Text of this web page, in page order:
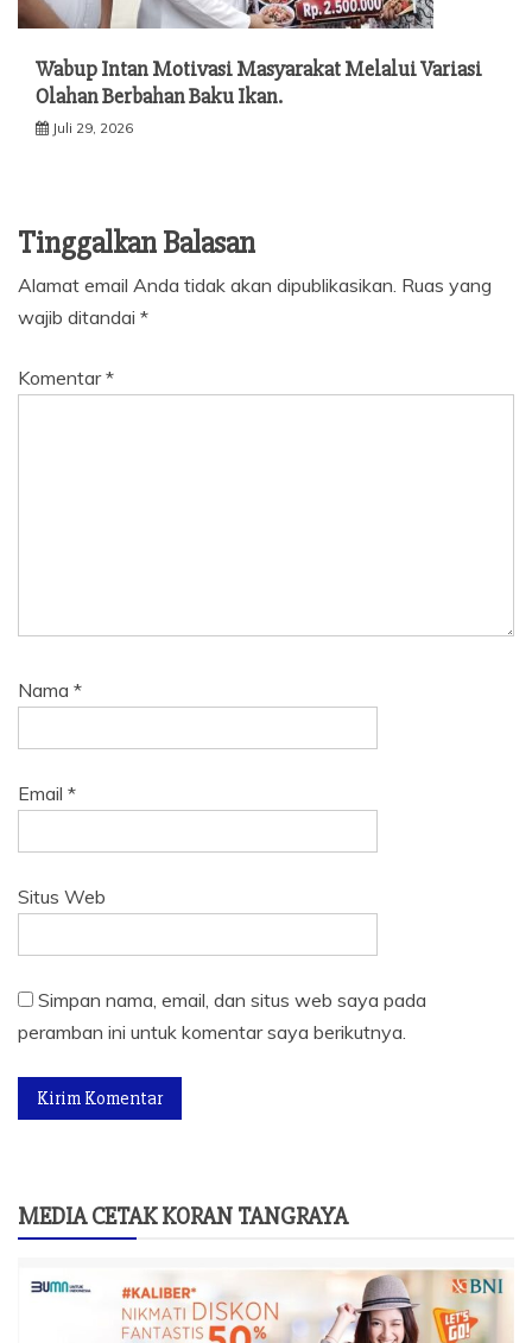
Wabup Intan Motivasi Masyarakat Melalui Variasi
Olahan Berbahan Baku Ikan.
Juli 29, 2026
Tinggalkan Balasan
Alamat email Anda tidak akan dipublikasikan. Ruas yang
wajib ditandai *
Komentar*
Nama *
Email *
Situs Web
Simpan nama, email, dan situs web saya pada
peramban ini untuk komentar saya berikutnya.
MEDIA CETAK KORAN TANGRAYA